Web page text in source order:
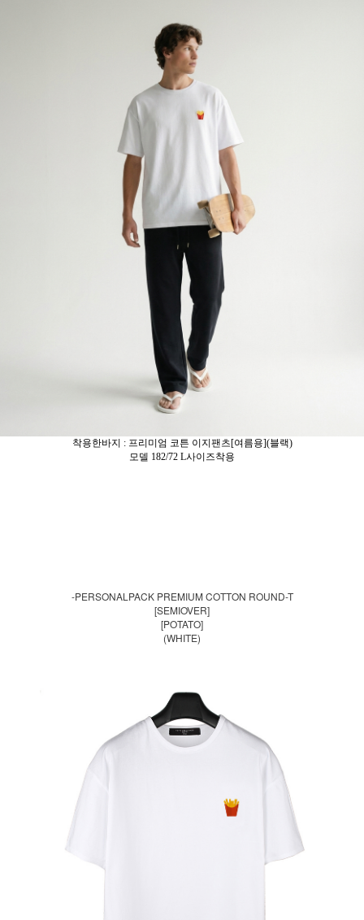
착용한바지 : 프리미엄 코튼 이지팬츠[여름용](블랙)
모델 182/72 L사이즈착용
-PERSONALPACK PREMIUM COTTON ROUND-T
[SEMIOVER]
[POTATO]
(WHITE)